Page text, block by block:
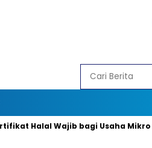
Halal Wajib bagi Usaha Mikro